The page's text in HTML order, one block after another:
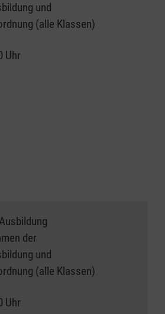
und
(alle Klassen)
Uhr
der
und
(alle Klassen)
Uhr